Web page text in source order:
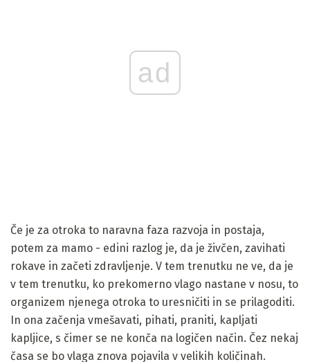
ad
Če je za otroka to naravna faza razvoja in postaja,
potem za mamo - edini razlog je, da je živčen, zavihati
rokave in začeti zdravljenje. V tem trenutku ne ve, da je
v tem trenutku, ko prekomerno vlago nastane v nosu, to
organizem njenega otroka to uresničiti in se prilagoditi.
In ona začenja vmešavati, pihati, praniti, kapljati
kapljice, s čimer se ne konča na logičen način. Čez nekaj
časa se bo vlaga znova pojavila v velikih količinah.